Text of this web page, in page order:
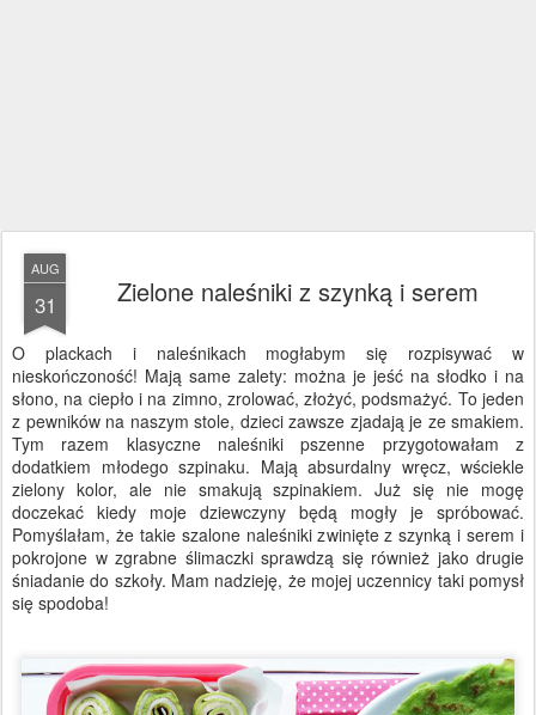
AUG
31 Zielone naleśniki z szynką i serem
O plackach i naleśnikach mogłabym się rozpisywać w
nieskończoność! Mają same zalety: można je jeść na słodko i na
słono, na ciepło i na zimno, zrolować, złożyć, podsmażyć. To jeden
z pewników na naszym stole, dzieci zawsze zjadają je ze smakiem.
Tym razem klasyczne naleśniki pszenne przygotowałam z
dodatkiem młodego szpinaku. Mają absurdalny wręcz, wściekle
zielony kolor, ale nie smakują szpinakiem. Już się nie mogę
doczekać kiedy moje dziewczyny będą mogły je spróbować.
Pomyślałam, że takie szalone naleśniki zwinięte z szynką i serem i
pokrojone w zgrabne ślimaczki sprawdzą się również jako drugie
śniadanie do szkoły. Mam nadzieję, że mojej uczennicy taki pomysł
się spodoba!